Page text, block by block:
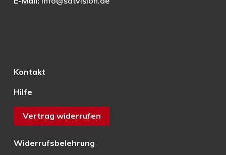
Kontakt
Hilfe
Vertrag widerrufen
Widerrufsbelehrung